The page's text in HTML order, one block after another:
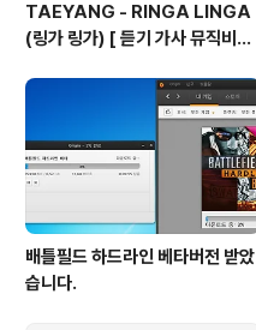
TAEYANG - RINGA LINGA
(링가 링가) [ 듣기 가사 뮤직비디
배틀필드 하드라인 베타버전 받았
습니다.